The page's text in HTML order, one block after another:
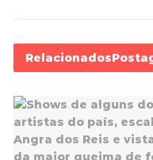
Relacionados